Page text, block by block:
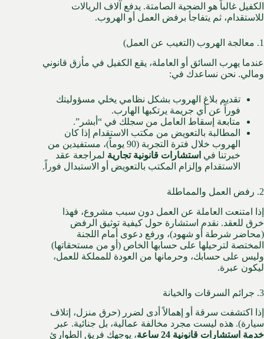
الكفيل غالباً هو الضحية الصامتة. يدفع آلاف الريالات
للاستقدام، ثم يتفاجأ برفض العمل أو الهروب.
1. معالجة الهروب (التغيب عن العمل)
عندما يهرب السائق أو العاملة، يقع الكفيل في مأزق قانوني
ومالي. نحن نساعدك في:
تقديم بلاغ الهروب بشكل نظامي يخلي مسؤوليتك
فوراً عن أي جريمة يرتكبها الهارب.
متابعة إسقاط العامل من سجلك في “أبشر”.
المطالبة بالتعويض من مكتب الاستقدام إذا كان
الهروب خلال فترة التجربة (90 يوماً)، مستفيدين من
خبرتنا في استشارات قانونية تجارية لمراجعة عقد
الاستقدام وإلزام المكتب بالتعويض أو الاستبدال فوراً.
2. رفض العمل والمماطلة
إذا امتنعت العاملة عن العمل دون سبب مشروع، فهذا
خرق للعقد. نقدم استشارة حول كيفية توثيق الرفض
(محاضر شرطة أو شهود)، ورفع دعوى أمام اللجنة
المختصة لترحيلها على حسابها الخاص (أو من مستحقاتها)
وليس على حسابك، وحرمانها من العودة للمملكة للعمل،
ليكون عبرة.
3. جرائم السرقات والخيانة
إذا اكتشفت سرقة أو إهمالاً أدى لضرر (حرق منزل، إتلاف
سيارة). هذه ليست مجرد مخالفة عمالية، بل جنائية. عبر
خدمة استشارات قانونية 24 ساعة
، يوجهك فريق الطوارئ